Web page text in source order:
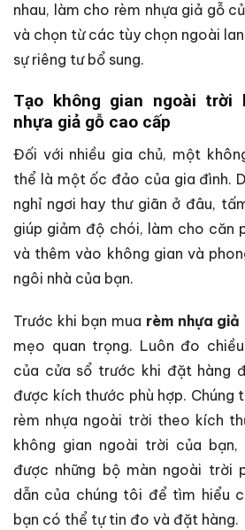
nhau, làm cho rèm nhựa giả gỗ
và chọn từ các tùy chọn ngoài
sự riêng tư bổ sung.
Tạo không gian ngoài trời
nhựa giả gỗ cao cấp
Đối với nhiều gia chủ, một
thể là một ốc đảo của gia đình.
nghỉ ngơi hay thư giãn ở đâu,
giúp giảm độ chói, làm cho căn
và thêm vào không gian và
ngôi nhà của bạn.
Trước khi bạn mua rèm nhựa giả
mẹo quan trọng. Luôn đo
của cửa sổ trước khi đặt hàng
được kích thước phù hợp. Chúng
rèm nhựa ngoài trời theo kích
không gian ngoài trời của
được những bộ màn ngoài trời
dẫn của chúng tôi để tìm hiểu
bạn có thể tự tin đo và đặt hàng.